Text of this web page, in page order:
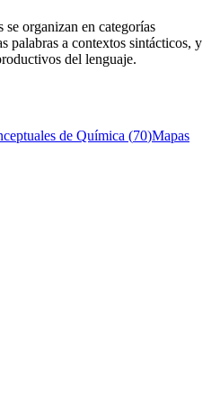
organizan en categorías
palabras a contextos sintácticos, y
del lenguaje.
de Química (70)Mapas